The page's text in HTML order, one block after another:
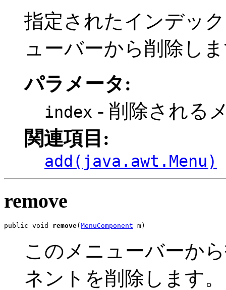
指定されたインデッ
ューバーから削除し
パラメータ:
index - 削除される
関連項目:
add(java.awt.Menu)
remove
public void remove( MenuComponent m)
このメニューバーか
ネントを削除します。